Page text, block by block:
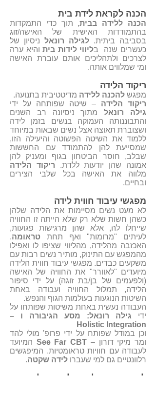
​הכנה לקראת לידת בית
הכנה ללידה בבית, תוך כדי התמקדות
בהתמודדות האישית של האישה/זוג
בסביבה ביתית. לגילה רונאל ניסיון של
כעשרים שנה בליווי לידות ביתוהיא ערה
לצרכים ולתהליכים אותם עוברת האישה
ומי שמלווים אותה.
ריקוד הלידה
מפגש להכנה ללידה מדיטטיבית בתנועה.
ריקוד הלידה – שיטה שפותחה על ידי
גילה רונאלמתוך ניסיונה רב השנים
והתבוננותה העמוקה בנשים בזמן לידה
ושצוברת תאוצה אצל נשים שבאות במיוחד
ללמוד את השיטה הפשוטה והיעילה הזו,
שמסייעת להן להתמודד עם החששות
שבלב, חוסר הביטחון בגוף ומעניק להן
אמונה שהן יודעות ללדת. ריקוד הלידה
מלווה את האישה בכל שלבי הצירים
ובחיים.
מפגשי עיבוד חווית לידה
לא מעט נשים מסיימות את הלידה שלהן
כשהן חשות שלא רק שלא הייתה זו החוויה
שייחלו לה, אלא שהן מרגישות פגועות,
לעיתים "מרומות" ואף תחת טראומה.
האכזבה מהלידה, מהליווי שציפו לו ואפילו
מהמפגש עם התינוק, מותיר נשים רבות עם
משקעים כבדים. מפגשי עיבוד חווית הלידה
מיועדים "לאוורר" את החוויה של האישה
(ולפעמים של בן/בת זוגה) על ידי סיפור
הלידה, תמלול החוויה ועבודה באחת
השיטות הנוגעות בעולמות הגוף והנפש.
העבודה נעשית באחת משיטות שפותחו על
ידי גילה רונאל: מסע הגיבורה ו –
Holistic Integration
וכן במודל שפותח על ידי פרופ' מולי להד
ומר מיקי דורון – See Far CBT המיועד
לעבודה עם חוויות טראומטיות. המיפגשים
רלוונטיים גם למי שעברו לידה שקטה.
ליווי ואימון הוליסטי לקראת לידה